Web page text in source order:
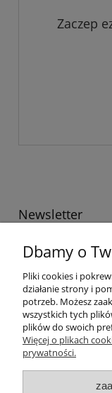
Zaczep
Newsletter
informacje o
Twoje dane będą
prywatności
Dbamy o
Pliki cookies i
działanie strony i
potrzeb. Możesz
wszystkich tych
plików do swoich
Więcej o plikach
prywatności.